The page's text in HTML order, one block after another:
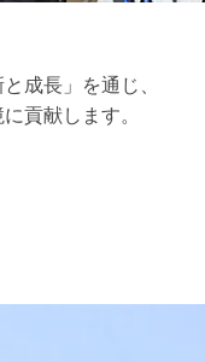
成長」を通じ、
貢献します。